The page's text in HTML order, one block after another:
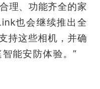
理、功能齐全的家
也会继续推出全
持这些相机，并确
能安防体验。”